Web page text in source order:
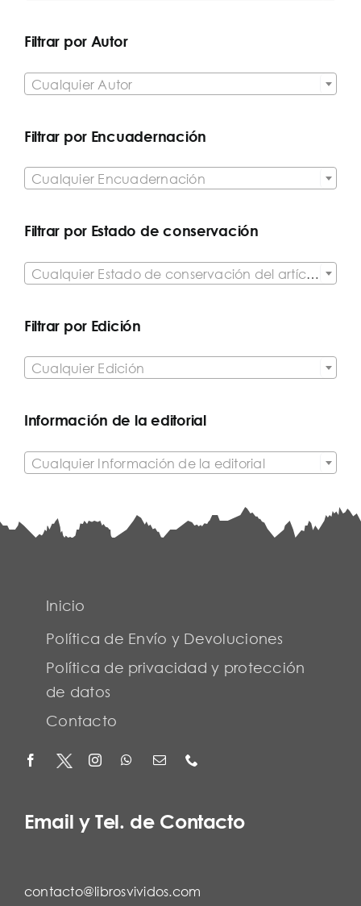
Filtrar por Autor
Cualquier Autor
Filtrar por Encuadernación
Cualquier Encuadernación
Filtrar por Estado de conservación
Cualquier Estado de conservación del artículo
Filtrar por Edición
Cualquier Edición
Información de la editorial
Cualquier Información de la editorial
Inicio
Política de Envío y Devoluciones
Política de privacidad y protección
de datos
Contacto
Email y Tel. de Contacto
contacto@librosvividos.com